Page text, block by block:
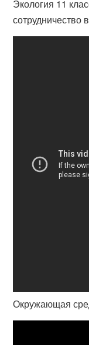
Экология 11
Окружающая